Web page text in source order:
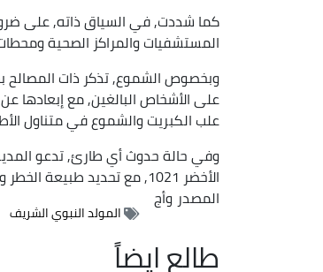
كما شددت, في السياق ذاته, على
المستشفيات والمراكز الصحية ومحطات
وبخصوص الشموع, تذكر ذات المصالح
على الأشخاص البالغين, مع إبعادها عن
علب الكبريت والشموع في متناول
الأخضر 1021, مع تحديد طبيعة الخطر والعنوان.
المصدر وأج
المولد النبوي الشريف
طالع ايضاً